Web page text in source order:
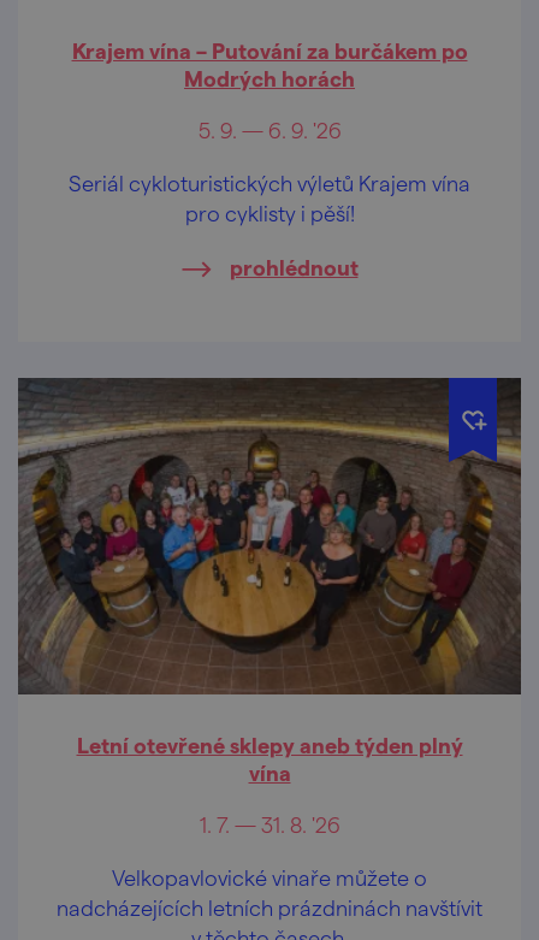
Krajem vína – Putování za burčákem po
Modrých horách
5. 9. — 6. 9. '26
Seriál cykloturistických výletů Krajem vína
pro cyklisty i pěší!
prohlédnout
Letní otevřené sklepy aneb týden plný
vína
1. 7. — 31. 8. '26
Velkopavlovické vinaře můžete o
nadcházejících letních prázdninách navštívit